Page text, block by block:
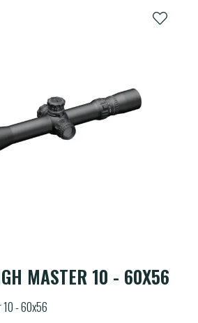
MASTER 10 - 60X56
10 - 60x56